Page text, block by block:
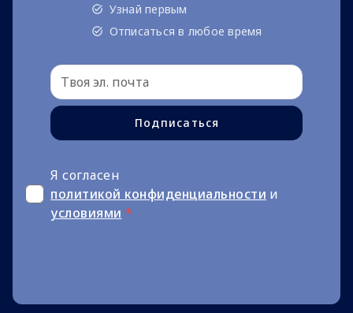
Узнай первым
Отписаться в любое время
Подписаться
Я согласен
политикой конфиденциальности и
условиями *